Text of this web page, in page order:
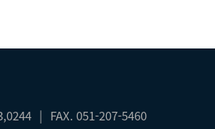
| FAX. 051-207-5460